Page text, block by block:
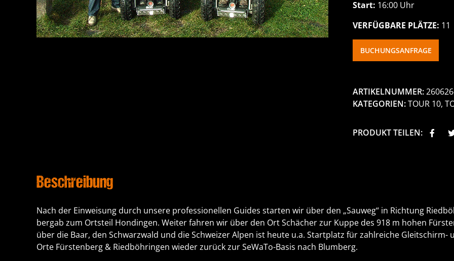
Start: 16:00 Uhr
VERFÜGBARE PLÄTZE: 11
BUCHUNGSANFRAGE
ARTIKELNUMMER:
KATEGORIEN:TOUR 10,
PRODUKT TEILEN:
Beschreibung
Nach der Einweisung durch unsere professionellen Guides starten wir über den „Sauweg“ in Richtung
bergab zum Ortsteil Hondingen. Weiter fahren wir über den Ort Schächer zur Kuppe des 918 m hohen
über die Baar, den Schwarzwald und die Schweizer Alpen ist heute u.a. Startplatz für zahlreiche
Orte Fürstenberg & Riedböhringen wieder zurück zur SeWaTo-Basis nach Blumberg.